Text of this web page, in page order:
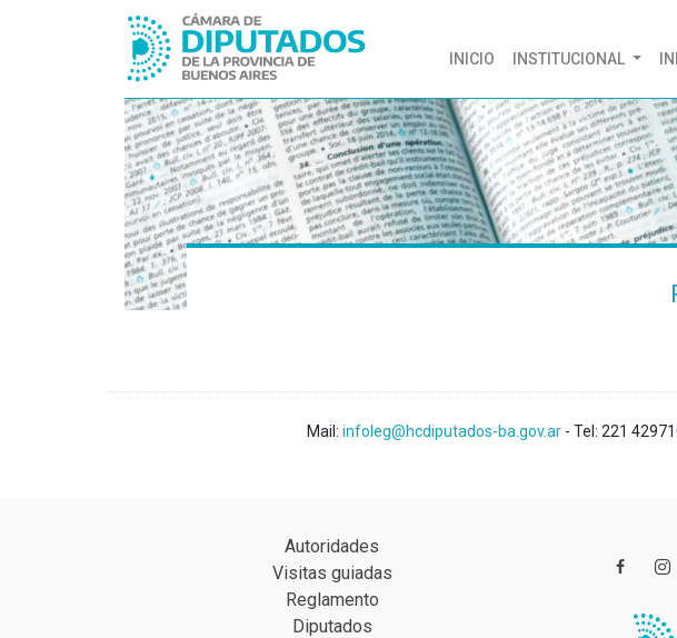
INICIO (CURRENT)
INSTITUCIONAL
Mail: infoleg@hcdiputados-ba.gov.ar - Tel: 221
Autoridades
Visitas guiadas
Reglamento
Diputados
